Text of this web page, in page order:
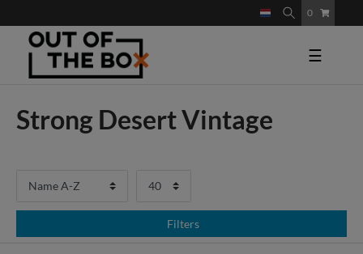
0
☰
Strong Desert Vintage
Filters